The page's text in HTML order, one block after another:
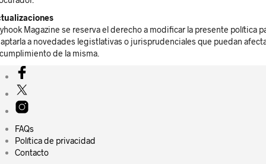
Magazine se reserva el derecho a modificar la presente política
a novedades legistlativas o jurisprudenciales que puedan
de la misma.
FAQs
Política de privacidad
Contacto